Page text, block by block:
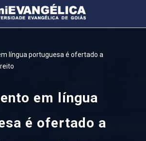
língua portuguesa é ofertado a
em língua
é ofertado a